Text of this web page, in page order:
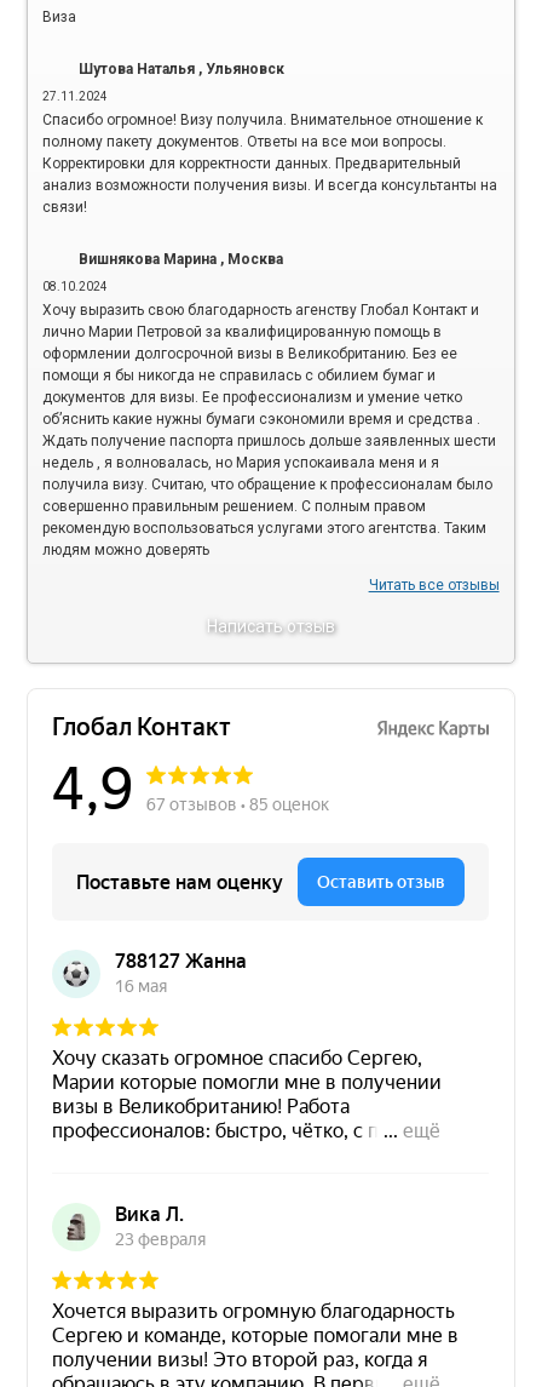
Виза
Шутова Наталья , Ульяновск
27.11.2024
Спасибо огромное! Визу получила. Внимательное отношение к
полному пакету документов. Ответы на все мои вопросы.
Корректировки для корректности данных. Предварительный
анализ возможности получения визы. И всегда консультанты на
связи!
Вишнякова Марина , Москва
08.10.2024
Хочу выразить свою благодарность агенству Глобал Контакт и
лично Марии Петровой за квалифицированную помощь в
оформлении долгосрочной визы в Великобританию. Без ее
помощи я бы никогда не справилась с обилием бумаг и
документов для визы. Ее профессионализм и умение четко
об’яснить какие нужны бумаги сэкономили время и средства .
Ждать получение паспорта пришлось дольше заявленных шести
недель , я волновалась, но Мария успокаивала меня и я
получила визу. Считаю, что обращение к профессионалам было
совершенно правильным решением. С полным правом
рекомендую воспользоваться услугами этого агентства. Таким
людям можно доверять
Читать все отзывы
Написать отзыв